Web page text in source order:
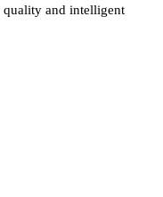
quality and intelligent